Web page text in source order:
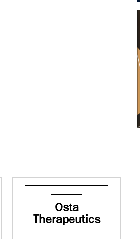
Osta
Therapeutics